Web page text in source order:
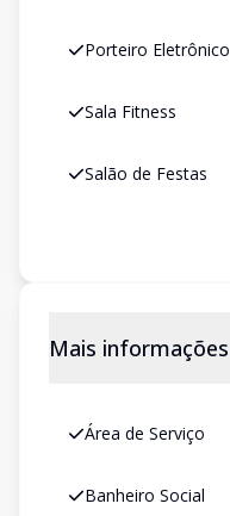
Porteiro Eletrônico
Sala Fitness
Salão de Festas
Mais informações
Área de Serviço
Banheiro Social